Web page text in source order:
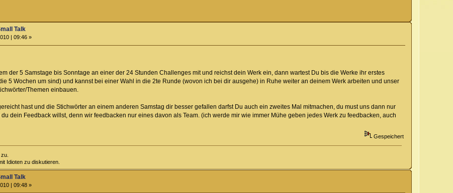
Talk
| 09:46 »
der 5 Samstage bis Sonntage an einer der 24 Stunden Challenges mit und reichst dein Werk ein, dann wartest Du bis die Werke ihr erstes
5 Wochen um sind) und kannst bei einer Wahl in die 2te Runde (wovon ich bei dir ausgehe) in Ruhe weiter an deinem Werk arbeiten und unser
Themen einbauen.
hast und die Stichwörter an einem anderen Samstag dir besser gefallen darfst Du auch ein zweites Mal mitmachen, du must uns dann nur
dein Feedback willst, denn wir feedbacken nur eines davon als Team. (ich werde mir wie immer Mühe geben jedes Werk zu feedbacken, auch
Gespeichert
Idioten zu diskutieren.
Talk
| 09:48 »